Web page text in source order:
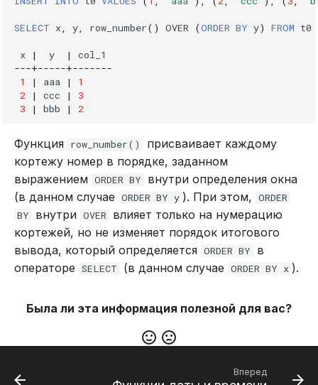
SELECT x, y, row_number() OVER (ORDER BY y) FROM t0
x | y |
col_1
---+-----+-------
1
| aaa |
1
2
| ccc |
3
3
| bbb | 2
Функция row_number()
присваивает каждому
кортежу номер в порядке, заданном
выражением ORDER BY
внутри определения окна
(в данном случае ORDER BY y ). При этом, ORDER
BY
внутри OVER
влияет только на нумерацию
кортежей, но не изменяет порядок итогового
вывода, который определяется ORDER BY
в
операторе SELECT (в данном случае ORDER BY x ).
Была ли эта информация полезной для вас?
Вперед